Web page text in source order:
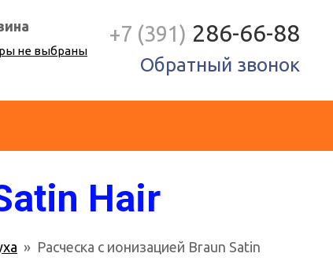
+7 (391) 286-66-88
Обратный звонок
не выбраны
Hair
» Расческа с ионизацией Braun Satin